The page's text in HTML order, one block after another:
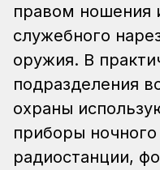
правом ношения
служебного
оружия. В
подразделения
охраны
приборы
радиостанции,